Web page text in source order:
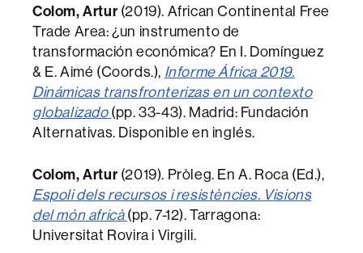
Colom, Artur (2019). African Continental Free
Trade Area: ¿un instrumento de
transformación económica? En I. Domínguez
& E. Aimé (Coords.), Informe África 2019.
Dinámicas transfronterizas en un contexto
globalizado(pp. 33-43). Madrid: Fundación
Alternativas. Disponible en inglés.
Colom, Artur (2019). Pròleg. En A. Roca (Ed.),
Espoli dels recursos i resistències. Visions
del món africà(pp. 7-12). Tarragona:
Universitat Rovira i Virgili.